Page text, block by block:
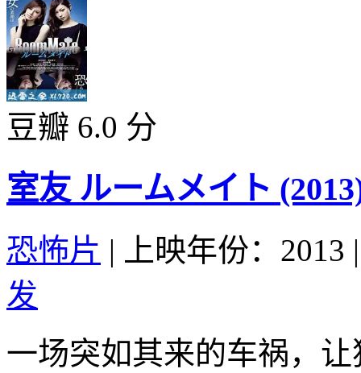
豆瓣 6.0 分
室友 ルームメイト
恐怖片 | 上映年份：2013 |
发
一场突如其来的车祸，